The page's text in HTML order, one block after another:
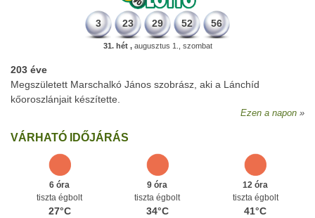
3 23 29 52 56
31. hét ,augusztus 1., szombat
203 éve
Megszületett Marschalkó János szobrász, aki a Lánchíd
kőoroszlánjait készítette.
Ezen a napon
VÁRHATÓ IDŐJÁRÁS
6 óra
tiszta égbolt
27°C
9 óra
tiszta égbolt
34°C
12 óra
tiszta égbolt
41°C